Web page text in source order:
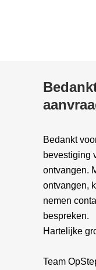
Bedankt
bevestiging
ontvangen.
ontvangen,
nemen
bespreken.
Hartelijke
Team